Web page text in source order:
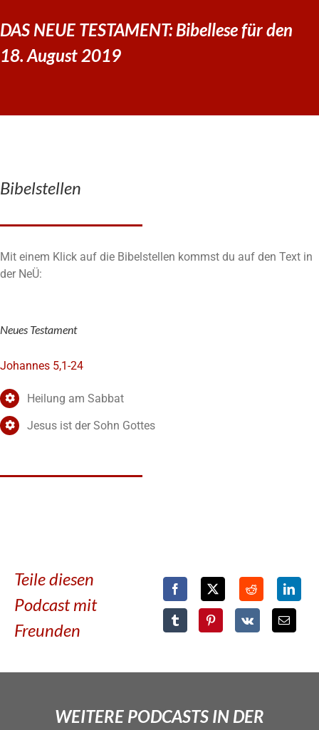
DAS NEUE TESTAMENT: Bibellese für den
18. August 2019
Bibelstellen
Mit einem Klick auf die Bibelstellen kommst du auf den Text in
der NeÜ:
Neues Testament
Johannes 5,1-24
Heilung am Sabbat
Jesus ist der Sohn Gottes
Teile diesen
Podcast mit
Freunden
WEITERE PODCASTS IN DER